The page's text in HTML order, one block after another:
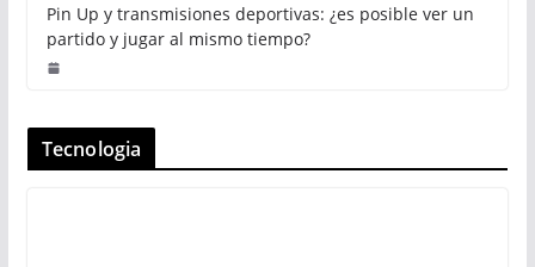
Pin Up y transmisiones deportivas: ¿es posible ver un
partido y jugar al mismo tiempo?
Tecnologia